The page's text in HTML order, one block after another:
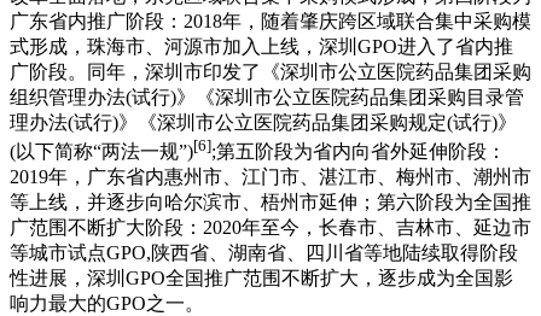
广东省内推广阶段：2018年，随着肇庆跨区域联合集中采购模
式形成，珠海市、河源市加入上线，深圳GPO进入了省内推
广阶段。同年，深圳市印发了《深圳市公立医院药品集团采购
组织管理办法(试行)》《深圳市公立医院药品集团采购目录管
理办法(试行)》《深圳市公立医院药品集团采购规定(试行)》
(以下简称“两法一规”)[6];第五阶段为省内向省外延伸阶段：
2019年，广东省内惠州市、江门市、湛江市、梅州市、潮州市
等上线，并逐步向哈尔滨市、梧州市延伸；第六阶段为全国推
广范围不断扩大阶段：2020年至今，长春市、吉林市、延边市
等城市试点GPO,陕西省、湖南省、四川省等地陆续取得阶段
性进展，深圳GPO全国推广范围不断扩大，逐步成为全国影
响力最大的GPO之一。